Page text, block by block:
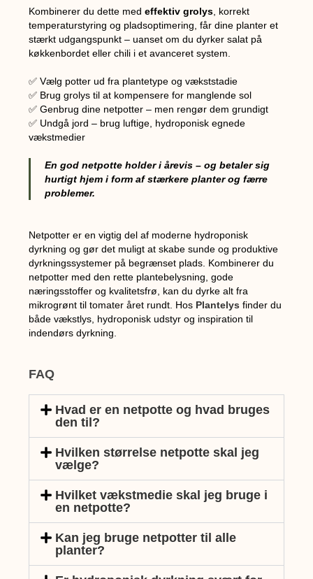
Kombinerer du dette medeffektiv grolys , korrekt
temperaturstyring og pladsoptimering, får dine planter et
stærkt udgangspunkt – uanset om du dyrker salat på
køkkenbordet eller chili i et avanceret system.
✅ Vælg potter ud fra plantetype og vækststadie
✅ Brug grolys til at kompensere for manglende sol
✅ Genbrug dine netpotter – men rengør dem grundigt
✅ Undgå jord – brug luftige, hydroponisk egnede
vækstmedier
En god netpotte holder i årevis – og betaler sig
hurtigt hjem i form af stærkere planter og færre
problemer.
Netpotter er en vigtig del af moderne hydroponisk
dyrkning og gør det muligt at skabe sunde og produktive
dyrkningssystemer på begrænset plads. Kombinerer du
netpotter med den rette plantebelysning, gode
næringsstoffer og kvalitetsfrø, kan du dyrke alt fra
mikrogrønt til tomater året rundt. Hos Plantelys finder du
både vækstlys, hydroponisk udstyr og inspiration til
indendørs dyrkning.
FAQ
Hvad er en netpotte og hvad bruges
den til?
Hvilken størrelse netpotte skal jeg
vælge?
Hvilket vækstmedie skal jeg bruge i
en netpotte?
Kan jeg bruge netpotter til alle
planter?